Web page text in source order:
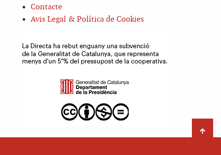
Contacte
Avis Legal & Política de Cookies